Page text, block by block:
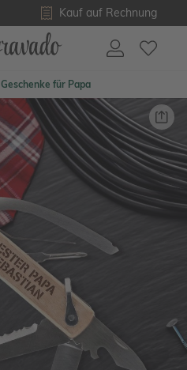
Kauf auf Rechnung
Geschenke für Papa